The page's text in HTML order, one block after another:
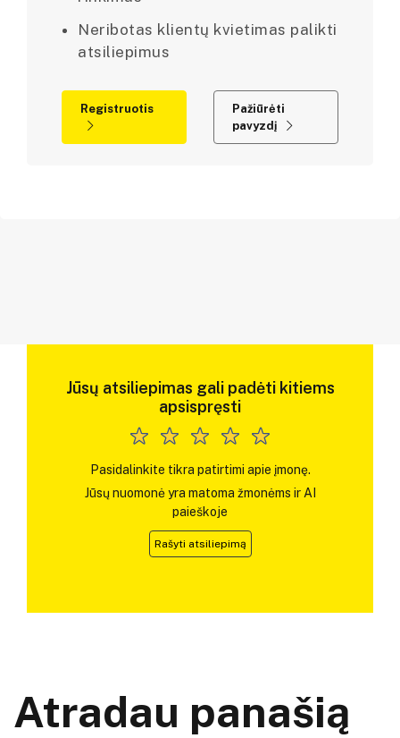
Neribotas klientų kvietimas palikti
atsiliepimus
Registruotis
Pažiūrėti
pavyzdį
Jūsų atsiliepimas gali padėti kitiems
apsispręsti
Pasidalinkite tikra patirtimi apie įmonę.
Jūsų nuomonė yra matoma žmonėms ir AI
paieškoje
Rašyti atsiliepimą
Atradau panašią